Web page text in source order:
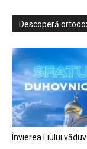
Descoperă
Învierea Fiului